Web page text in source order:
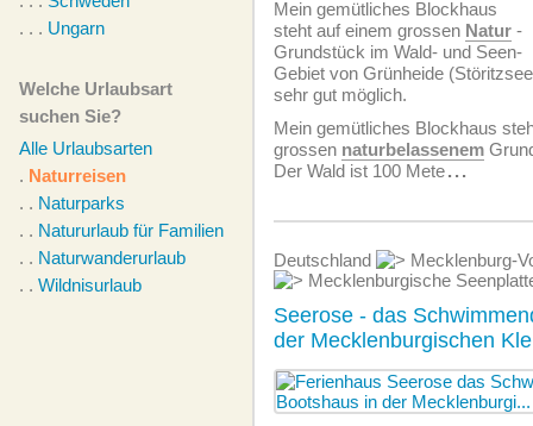
. . . Ungarn
Welche Urlaubsart
suchen Sie?
Alle Urlaubsarten
. Naturreisen
. . Naturparks
. . Natururlaub für Familien
. . Naturwanderurlaub
. . Wildnisurlaub
Mein gemütliches Blockhaus
steht auf einem grossen Natur -
Grundstück im Wald- und Seen-
Gebiet von Grünheide
sehr gut möglich.
Mein gemütliches Blockhaus
grossen naturbelassenem
Der Wald ist 100 Mete...
Deutschland
Mecklenburg-
Mecklenburgische
Seerose - das
der Mecklenburgischen